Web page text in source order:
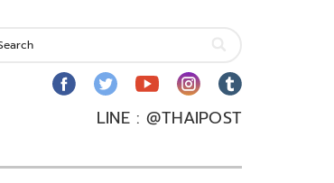
LINE : @THAIPOST